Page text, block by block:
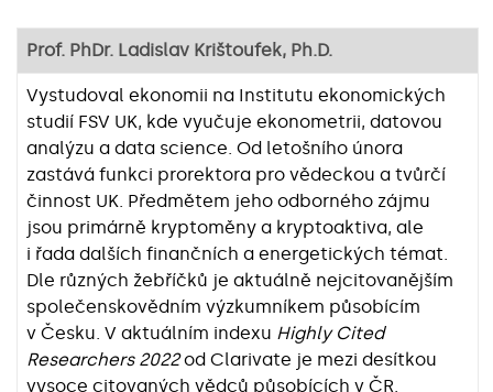
Prof. PhDr. Ladislav Krištoufek, Ph.D.
Vystudoval ekonomii na Institutu ekonomických
studií FSV UK, kde vyučuje ekonometrii, datovou
analýzu a data science. Od letošního února
zastává funkci prorektora pro vědeckou a tvůrčí
činnost UK. Předmětem jeho odborného zájmu
jsou primárně kryptoměny a kryptoaktiva, ale
i řada dalších finančních a energetických témat.
Dle různých žebříčků je aktuálně nejcitovanějším
společenskovědním výzkumníkem působícím
v Česku. V aktuálním indexu Highly Cited
Researchers 2022od Clarivate je mezi desítkou
vysoce citovaných vědců působících v ČR.